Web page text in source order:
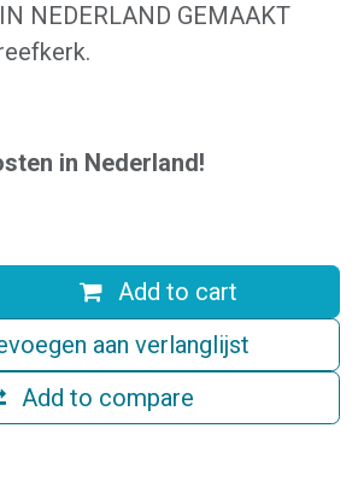
NEDERLAND GEMAAKT
in Nederland!
Add to cart
Add to compare
aan verlanglijst